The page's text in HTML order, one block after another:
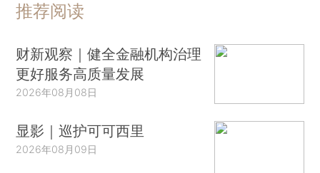
推荐阅读
财新观察｜健全金融机构治理
更好服务高质量发展
2026年08月08日
显影｜巡护可可西里
2026年08月09日